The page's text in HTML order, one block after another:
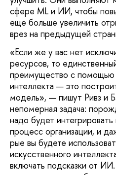
сфере ML и ИИ, чтобы
еще больше увеличить
врез на предыдущей
«Если же у вас нет
ресурсов, то
преимущество с помощью
интеллекта — это
модель», — пишут Ривз и
непомерная задача:
надо будет
процесс организации, и
рые вы будете
искусственного
включать подсказки от